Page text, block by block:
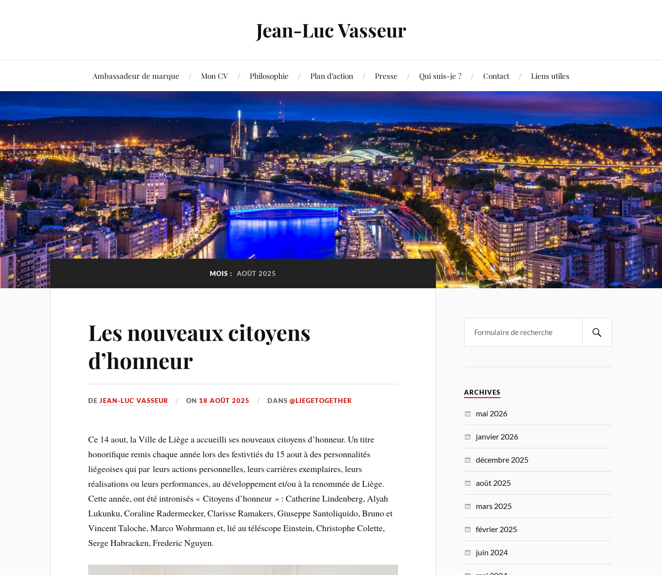
Jean-Luc Vasseur
Ambassadeur de marque Mon CV Philosophie Plan d’action Presse Qui suis-je ? Contact Liens utiles
MOIS : AOÛT 2025
Les nouveaux citoyens
d’honneur
DEJEAN-LUC VASSEUR ON 18 AOÛT 2025 DANS@LIEGETOGETHER
Ce 14 aout, la Ville de Liège a accueilli ses nouveaux citoyens d’honneur. Un titre
honorifique remis chaque année lors des festivtiés du 15 aout à des personnalités
liégeoises qui par leurs actions personnelles, leurs carrières exemplaires, leurs
réalisations ou leurs performances, au développement et/ou à la renommée de Liège.
Cette année, ont été intronisés « Citoyens d’honneur » : Catherine Lindenberg, Alyah
Lukunku, Coraline Radermecker, Clarisse Ramakers, Giuseppe Santoliquido, Bruno et
Vincent Taloche, Marco Wohrmann et, lié au téléscope Einstein, Christophe Colette,
Serge Habracken, Frederic Nguyen.
ARCHIVES
mai 2026
janvier 2026
décembre 2025
août 2025
mars 2025
février 2025
juin 2024